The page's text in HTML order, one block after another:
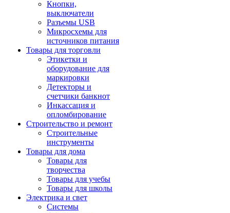
Кнопки,
выключатели
Разъемы USB
Микросхемы для
источников питания
Товары для торговли
Этикетки и
оборудование для
маркировки
Детекторы и
счетчики банкнот
Инкассация и
опломбирование
Строительство и ремонт
Строительные
инструменты
Товары для дома
Товары для
творчества
Товары для учебы
Товары для школы
Электрика и свет
Системы